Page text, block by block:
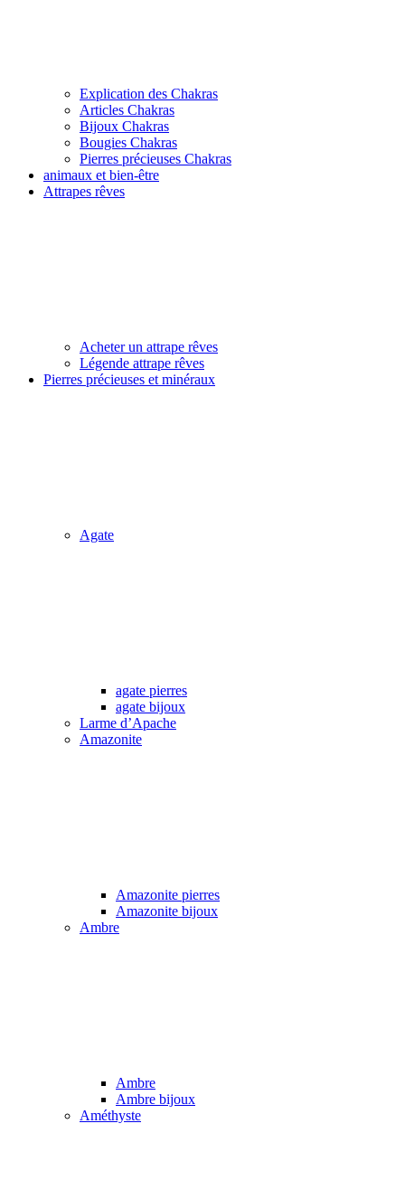
Explication des Chakras
Articles Chakras
Bijoux Chakras
Bougies Chakras
Pierres précieuses Chakras
animaux et bien-être
Attrapes rêves
Acheter un attrape rêves
Légende attrape rêves
Pierres précieuses et minéraux
Agate
agate pierres
agate bijoux
Larme d’Apache
Amazonite
Amazonite pierres
Amazonite bijoux
Ambre
Ambre
Ambre bijoux
Améthyste